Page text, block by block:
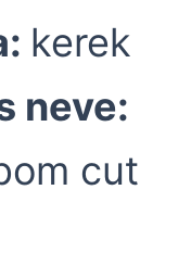
kerek
neve:
cut